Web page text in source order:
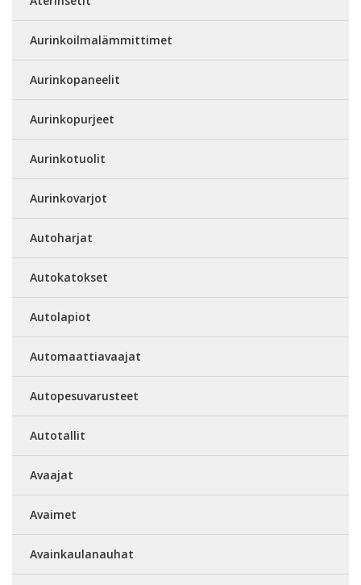
Aurinkoilmalämmittimet
Aurinkopaneelit
Aurinkopurjeet
Aurinkotuolit
Aurinkovarjot
Autoharjat
Autokatokset
Autolapiot
Automaattiavaajat
Autopesuvarusteet
Autotallit
Avaajat
Avaimet
Avainkaulanauhat